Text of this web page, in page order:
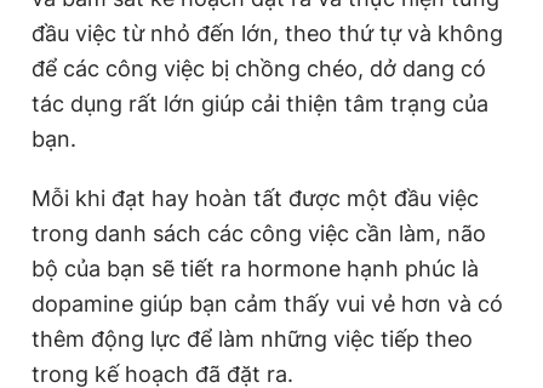
đầu việc từ nhỏ đến lớn, theo thứ tự và không
để các công việc bị chồng chéo, dở dang có
tác dụng rất lớn giúp cải thiện tâm trạng của
bạn.
Mỗi khi đạt hay hoàn tất được một đầu việc
trong danh sách các công việc cần làm, não
bộ của bạn sẽ tiết ra hormone hạnh phúc là
dopamine giúp bạn cảm thấy vui vẻ hơn và có
thêm động lực để làm những việc tiếp theo
trong kế hoạch đã đặt ra.